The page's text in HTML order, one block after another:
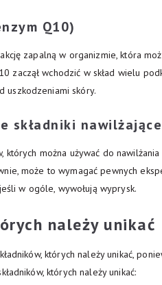
Q10)
zapalną w organizmie, która
zaczął wchodzić w skład wielu
uszkodzeniami skóry.
składniki nawilżające
można używać do
może to wymagać pewnych
w ogóle, wywołują wyprysk.
należy unikać
których należy unikać,
których należy unikać: